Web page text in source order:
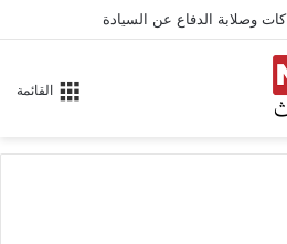
وصلابة الدفاع عن السيادة
القائمة